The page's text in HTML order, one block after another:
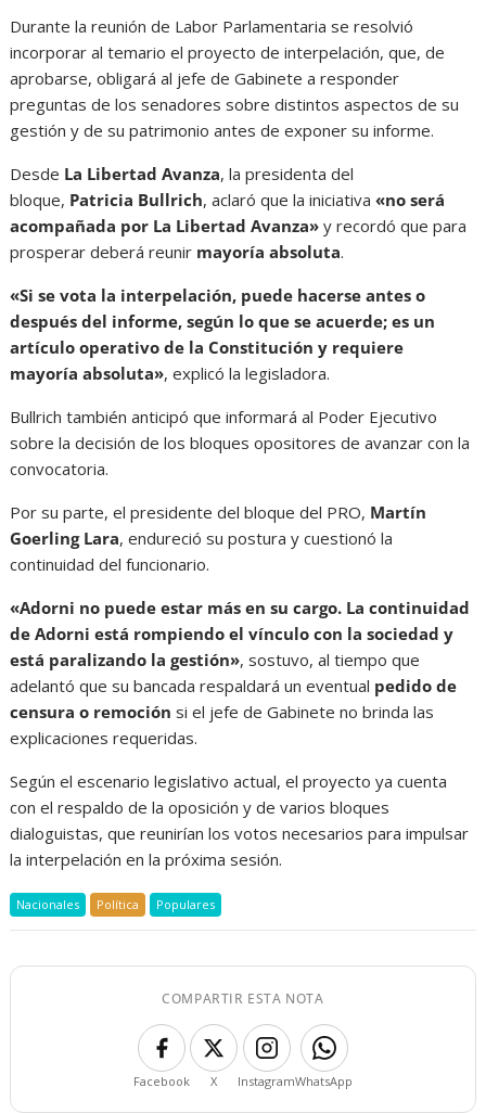
Durante la reunión de Labor Parlamentaria se resolvió
incorporar al temario el proyecto de interpelación, que, de
aprobarse, obligará al jefe de Gabinete a responder
preguntas de los senadores sobre distintos aspectos de su
gestión y de su patrimonio antes de exponer su informe.
Desde La Libertad Avanza, la presidenta del
bloque, Patricia Bullrich, aclaró que la iniciativa«no será
acompañada por La Libertad Avanza» y recordó que para
prosperar deberá reunir mayoría absoluta.
«Si se vota la interpelación, puede hacerse antes o
después del informe, según lo que se acuerde; es un
artículo operativo de la Constitución y requiere
mayoría absoluta», explicó la legisladora.
Bullrich también anticipó que informará al Poder Ejecutivo
sobre la decisión de los bloques opositores de avanzar con la
convocatoria.
Por su parte, el presidente del bloque del PRO, Martín
Goerling Lara, endureció su postura y cuestionó la
continuidad del funcionario.
«Adorni no puede estar más en su cargo. La continuidad
de Adorni está rompiendo el vínculo con la sociedad y
está paralizando la gestión», sostuvo, al tiempo que
adelantó que su bancada respaldará un eventual pedido de
censura o remoción si el jefe de Gabinete no brinda las
explicaciones requeridas.
Según el escenario legislativo actual, el proyecto ya cuenta
con el respaldo de la oposición y de varios bloques
dialoguistas, que reunirían los votos necesarios para impulsar
la interpelación en la próxima sesión.
Nacionales Política Populares
COMPARTIR ESTA NOTA
Facebook X InstagramWhatsApp